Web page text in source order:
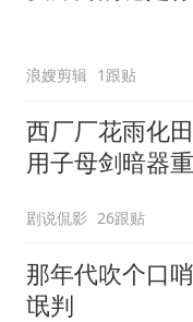
浪嫂剪辑 1跟贴
西厂厂花雨化
用子母剑暗器
剧说侃影 26跟贴
那年代吹个口
氓判